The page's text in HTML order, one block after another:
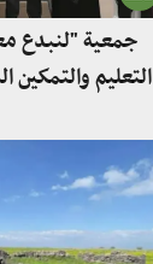
جمعية "لنبدع
التعليم